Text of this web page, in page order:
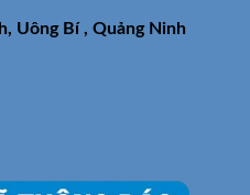
Uông Bí , Quảng Ninh